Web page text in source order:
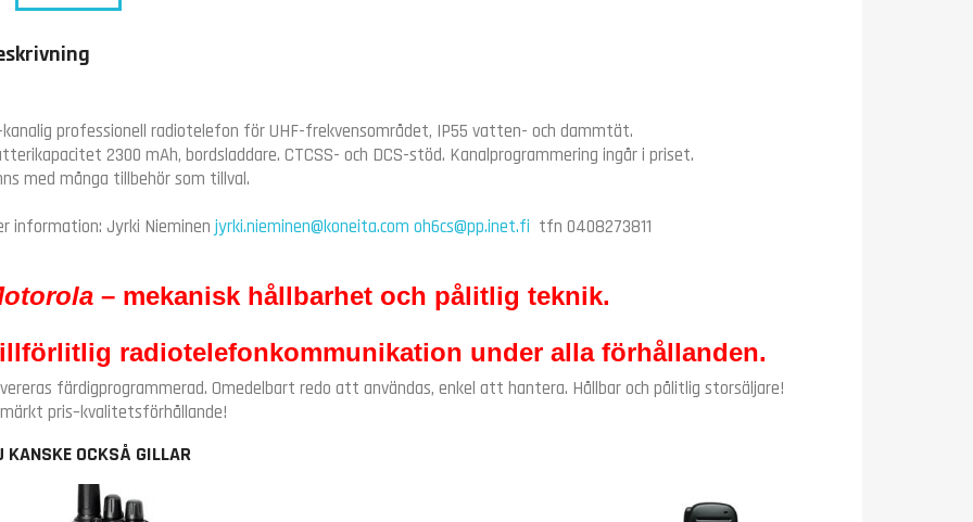
kanalig professionell radiotelefon för UHF-frekvensområdet, IP55 vatten- och dammtät.
2300 mAh, bords­laddare. CTCSS- och DCS-stöd. Kanalprogrammering ingår i priset.
med många tillbehör som tillval.
information: Jyrki Nieminenjyrki.nieminen@koneita.com oh6cs@pp.inet.fi tfn 0408273811
– mekanisk hållbarhet och pålitlig teknik.
radiotelefonkommunikation under alla förhållanden.
färdigprogrammerad. Omedelbart redo att användas, enkel att hantera. Hållbar och pålitlig storsäljare!
pris–kvalitetsförhållande!
KANSKE OCKSÅ GILLAR